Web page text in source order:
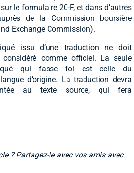
le formulaire 20-F, et dans d’autres
de la Commission boursière
Exchange Commission).
issu d’une traduction ne doit
considéré comme officiel. La seule
qui fasse foi est celle du
d’origine. La traduction devra
au texte source, qui fera
? Partagez-le avec vos amis avec